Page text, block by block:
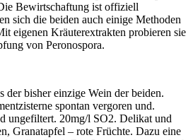
Bewirtschaftung ist offiziell
sich die beiden auch einige Methoden
eigenen Kräuterextrakten probieren sie
von Peronospora.
der bisher einzige Wein der beiden.
spontan vergoren und.
ungefiltert. 20mg/l SO2. Delikat und
Granatapfel – rote Früchte. Dazu eine